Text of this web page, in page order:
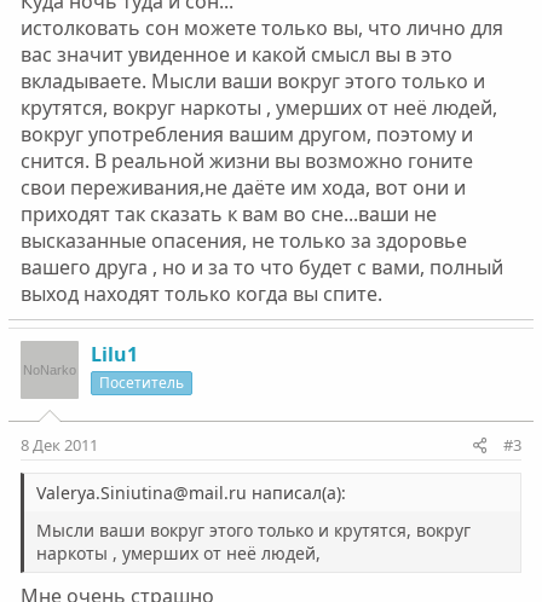
истолковать сон можете только вы, что лично для
вас значит увиденное и какой смысл вы в это
вкладываете. Мысли ваши вокруг этого только и
крутятся, вокруг наркоты , умерших от неё людей,
вокруг употребления вашим другом, поэтому и
снится. В реальной жизни вы возможно гоните
свои переживания,не даёте им хода, вот они и
приходят так сказать к вам во сне...ваши не
высказанные опасения, не только за здоровье
вашего друга , но и за то что будет с вами, полный
выход находят только когда вы спите.
Lilu1
Посетитель
8 Дек 2011 #3
Valerya.Siniutina@mail.ru написал(а):
Мысли ваши вокруг этого только и крутятся, вокруг
наркоты , умерших от неё людей,
Мне очень страшно